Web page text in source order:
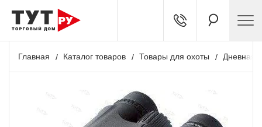
Главная Каталог товаров Товары для охоты Дневная